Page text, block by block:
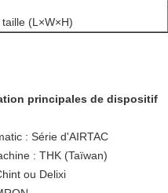
(L×W×H)
principales de dispositif
: Série d'AIRTAC
: THK (Taïwan)
ou Delixi